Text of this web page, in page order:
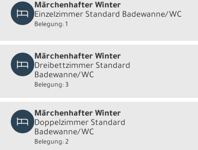
Märchenhafter Winter
Einzelzimmer Standard Badewanne/WC
Belegung: 1
Märchenhafter Winter
Dreibettzimmer Standard
Badewanne/WC
Belegung: 3
Märchenhafter Winter
Doppelzimmer Standard
Badewanne/WC
Belegung: 2